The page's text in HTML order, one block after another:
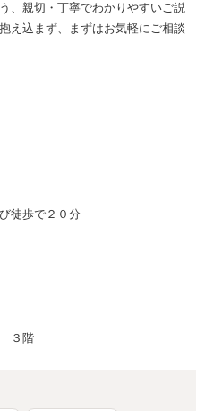
、親切・丁寧でわかりやすいご説
え込まず、まずはお気軽にご相談
徒歩で２０分
３階